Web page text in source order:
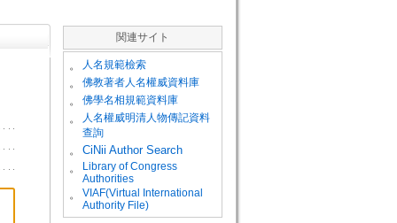
関連サイト
。 人名規範檢索
。 佛教著者人名權威資料庫
。 佛學名相規範資料庫
。
人名權威明清人物傳記資料
查詢
。
CiNii Author Search
。
Library of Congress
Authorities
。
VIAF(Virtual International
Authority File)